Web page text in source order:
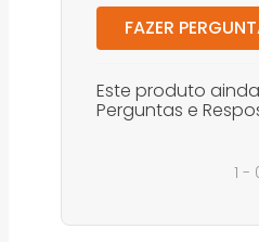
FAZER
Este produto
Perguntas e
1 -